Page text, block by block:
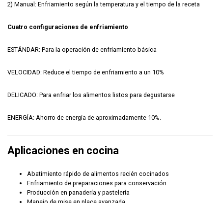
2) Manual: Enfriamiento según la temperatura y el tiempo de la receta
Cuatro configuraciones de enfriamiento
ESTÁNDAR: Para la operación de enfriamiento básica
VELOCIDAD: Reduce el tiempo de enfriamiento a un 10%
DELICADO: Para enfriar los alimentos listos para degustarse
ENERGÍA: Ahorro de energía de aproximadamente 10%.
Aplicaciones en cocina
Abatimiento rápido de alimentos recién cocinados
Enfriamiento de preparaciones para conservación
Producción en panadería y pastelería